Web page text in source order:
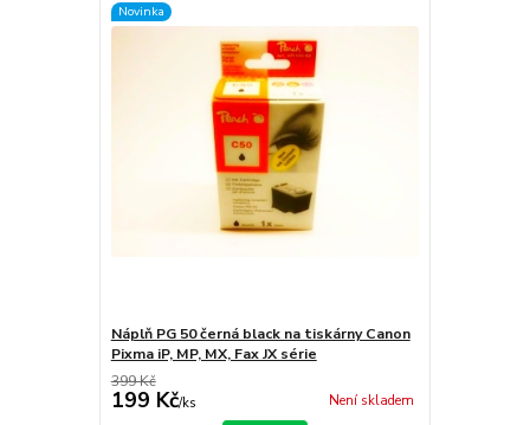
Novinka
Náplň PG 50 černá black na tiskárny Canon
Pixma iP, MP, MX, Fax JX série
399 Kč
199 Kč/ks Není skladem